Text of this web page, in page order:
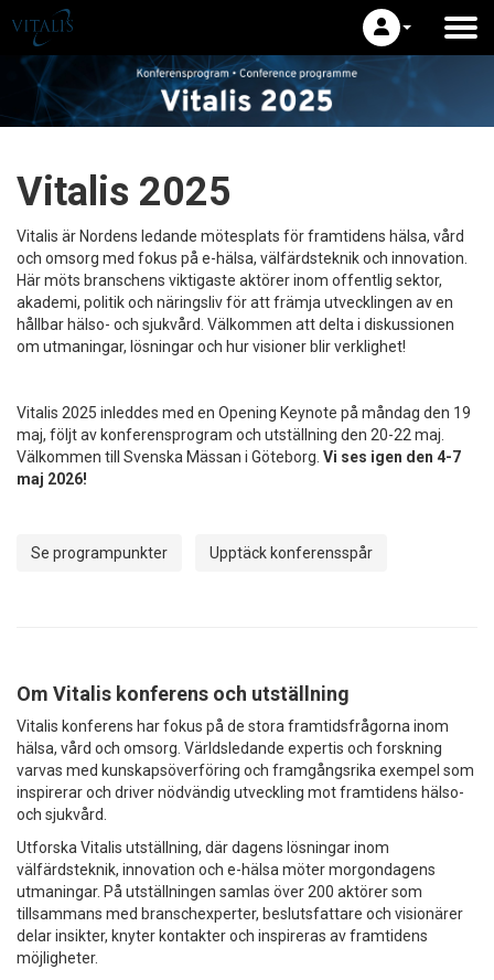
Vitalis 2025
Vitalis är Nordens ledande mötesplats för framtidens hälsa, vård
och omsorg med fokus på e-hälsa, välfärdsteknik och innovation.
Här möts branschens viktigaste aktörer inom offentlig sektor,
akademi, politik och näringsliv för att främja utvecklingen av en
hållbar hälso- och sjukvård. Välkommen att delta i diskussionen
om utmaningar, lösningar och hur visioner blir verklighet!
Vitalis 2025 inleddes med en Opening Keynote på måndag den 19
maj, följt av konferensprogram och utställning den 20-22 maj.
Välkommen till Svenska Mässan i Göteborg. Vi ses igen den 4-7
maj 2026!
Se programpunkter Upptäck konferensspår
Om Vitalis konferens och utställning
Vitalis konferens har fokus på de stora framtidsfrågorna inom
hälsa, vård och omsorg. Världsledande expertis och forskning
varvas med kunskapsöverföring och framgångsrika exempel som
inspirerar och driver nödvändig utveckling mot framtidens hälso-
och sjukvård.
Utforska Vitalis utställning, där dagens lösningar inom
välfärdsteknik, innovation och e-hälsa möter morgondagens
utmaningar. På utställningen samlas över 200 aktörer som
tillsammans med branschexperter, beslutsfattare och visionärer
delar insikter, knyter kontakter och inspireras av framtidens
möjligheter.